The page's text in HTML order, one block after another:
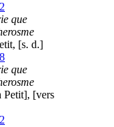
que
[s. d.]
que
Petit], [vers